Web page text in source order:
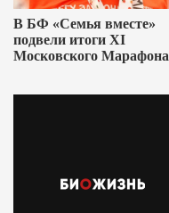
В БФ «Семья вместе»
подвели итоги XI
Московского Марафона